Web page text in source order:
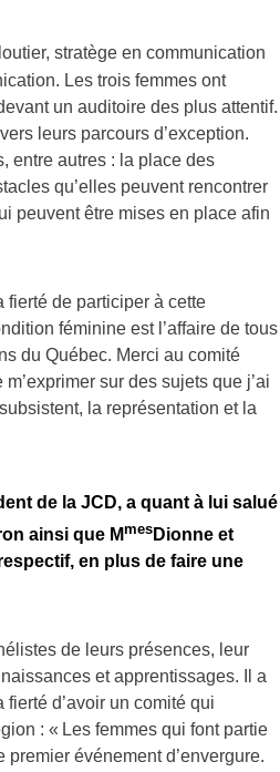
stratège en communication
Les trois femmes ont
un auditoire des plus attentif.
leurs parcours d’exception.
entre autres : la place des
qu’elles peuvent rencontrer
peuvent être mises en place afin
fierté de participer à cette
féminine est l’affaire de tous
du Québec. Merci au comité
sur des sujets que j’ai
la représentation et la
de la JCD, a quant à lui salué
ainsi que Mmes Dionne et
en plus de faire une
de leurs présences, leur
et apprentissages. Il a
d’avoir un comité qui
: « Les femmes qui font partie
événement d’envergure.